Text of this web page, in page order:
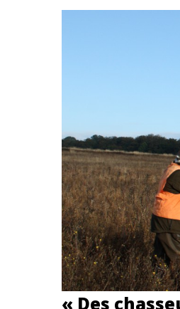
« Des